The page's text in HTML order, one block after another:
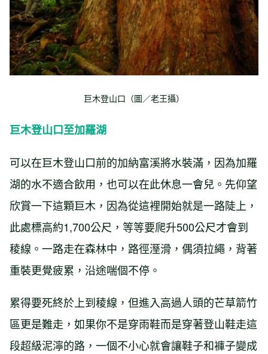
巨木登山口（圖／老王攝）
巨木登山口至加羅湖
可以在巨木登山口前的加納富溪將水裝滿，因為加羅
湖的水不適合飲用，也可以在此休息一會兒。先仰望
欣賞一下這顆巨木，因為從這裡開始就是一路陡上，
此處標高約1,700公尺，等等要爬升500公尺才會到
稜線。一路走在森林中，路徑溼滑，偶須拉繩，背著
重裝更覺疲累，沿途喘個不停。
累得要死終於上到稜線，但進入高過人頭的芒草箭竹
區更是難走，如果你不是穿雨鞋而是穿著登山鞋走這
段超級泥濘的路，一個不小心就會讓鞋子和褲子變成